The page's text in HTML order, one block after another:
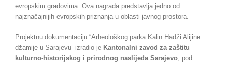
evropskim gradovima. Ova nagrada predstavlja jedno od
najznačajnijih evropskih priznanja u oblasti javnog prostora.
Projektnu dokumentaciju “Arheološkog parka Kalin Hadži Alijine
džamije u Sarajevu” izradio je Kantonalni zavod za zaštitu
kulturno-historijskog i prirodnog naslijeđa Sarajevo, pod